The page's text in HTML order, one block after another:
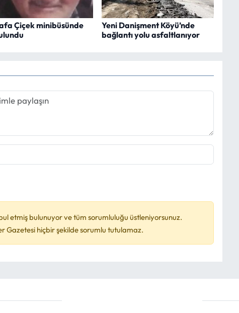
Çiçek minibüsünde
Yeni Danişment Köyü’nde
bağlantı yolu asfaltlanıyor
etmiş bulunuyor ve tüm sorumluluğu üstleniyorsunuz.
Gazetesi hiçbir şekilde sorumlu tutulamaz.